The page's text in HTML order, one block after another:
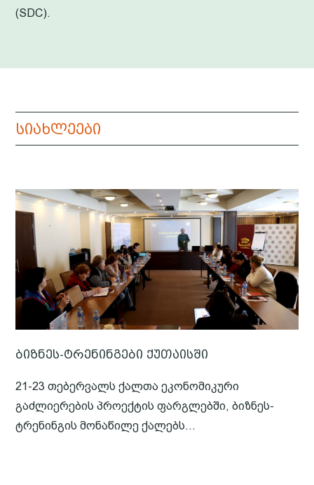
(SDC).
სიახლეები
ბიზნეს-ტრენინგები ქუთაისში
21-23 თებერვალს ქალთა ეკონომიკური
გაძლიერების პროექტის ფარგლებში, ბიზნეს-
ტრენინგის მონაწილე ქალებს...